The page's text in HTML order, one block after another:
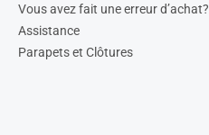
Vous avez fait une erreur d’achat?
Assistance
Parapets et Clôtures